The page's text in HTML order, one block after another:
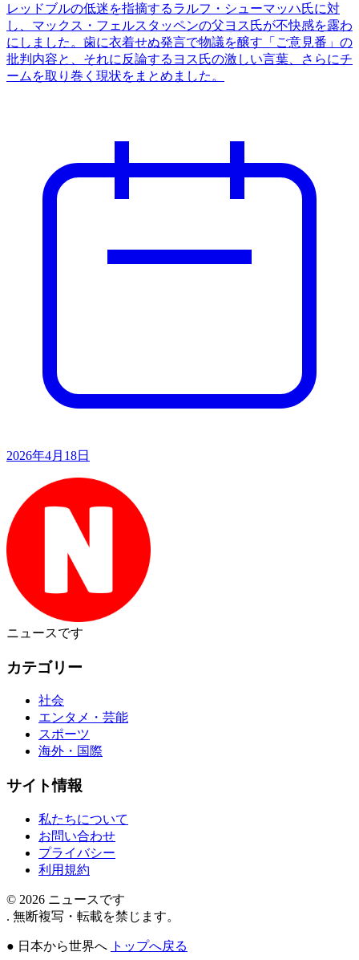
レッドブルの低迷を指摘するラルフ・シューマッハ氏に対
し、マックス・フェルスタッペンの父ヨス氏が不快感を露わ
にしました。歯に衣着せぬ発言で物議を醸す「ご意見番」の
批判内容と、それに反論するヨス氏の激しい言葉、さらにチ
ームを取り巻く現状をまとめました。
2026年4月18日
ニュースです
カテゴリー
社会
エンタメ・芸能
スポーツ
海外・国際
サイト情報
私たちについて
お問い合わせ
プライバシー
利用規約
© 2026 ニュースです
. 無断複写・転載を禁じます。
● 日本から世界へ トップへ戻る